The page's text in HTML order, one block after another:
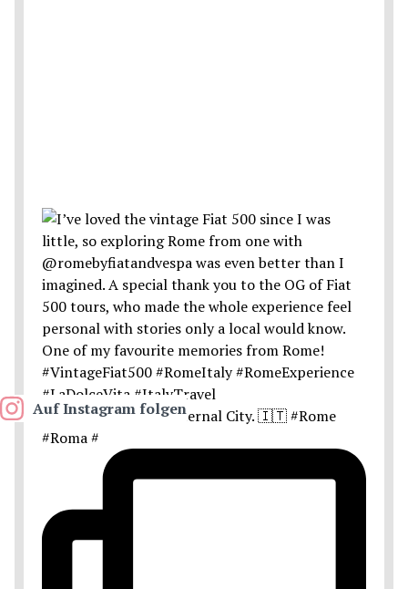
Postcards from the Eternal City. 🇮🇹 #Rome
#Roma #
Auf Instagram folgen